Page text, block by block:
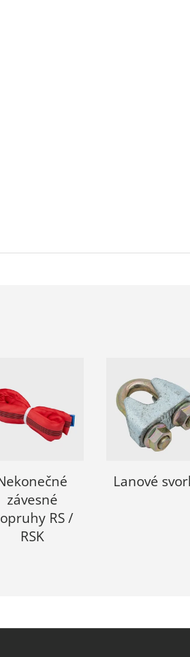
závesné
RS /
RSK
Lanové